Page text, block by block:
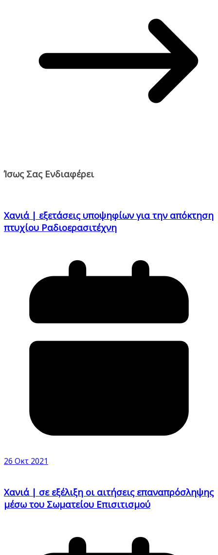
Ίσως Σας Ενδιαφέρει
Χανιά | εξετάσεις υποψηφίων για την απόκτηση
πτυχίου Ραδιοερασιτέχνη
26 Οκτ 2021
Χανιά | σε εξέλιξη οι αιτήσεις επαναπρόσληψης
μέσω του Σωματείου Επισιτισμού